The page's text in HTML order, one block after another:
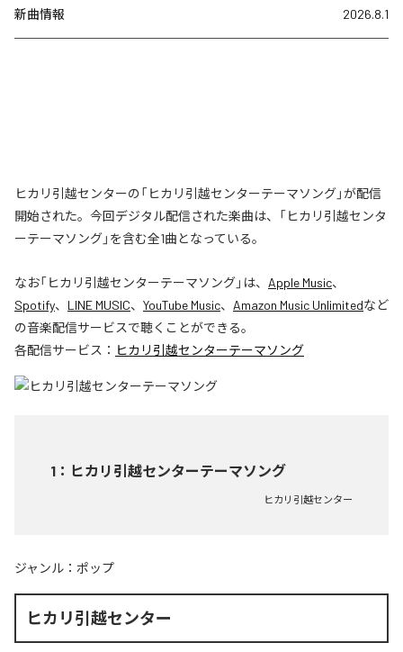
新曲情報 2026.8.1
ヒカリ引越センターの「ヒカリ引越センターテーマソング」が配信
開始された。今回デジタル配信された楽曲は、「ヒカリ引越センタ
ーテーマソング」を含む全1曲となっている。
なお「ヒカリ引越センターテーマソング」は、 Apple Music、
Spotify、 LINE MUSIC、 YouTube Music、 Amazon Music Unlimitedなど
の音楽配信サービスで聴くことができる。
各配信サービス： ヒカリ引越センターテーマソング
1 ： ヒカリ引越センターテーマソング
ヒカリ引越センター
ジャンル： ポップ
ヒカリ引越センター